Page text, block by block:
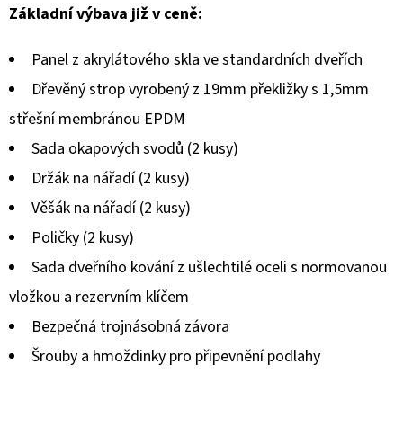
hodnocení
z
hvězdiček.
Základní výbava již v ceně:
Panel z akrylátového skla ve standardních dveřích
Dřevěný strop vyrobený z 19mm překližky s 1,5mm
střešní membránou EPDM
Sada okapových svodů (2 kusy)
Držák na nářadí (2 kusy)
Věšák na nářadí (2 kusy)
Poličky (2 kusy)
Sada dveřního kování z ušlechtilé oceli s normovanou
vložkou a rezervním klíčem
Bezpečná trojnásobná závora
Šrouby a hmoždinky pro připevnění podlahy